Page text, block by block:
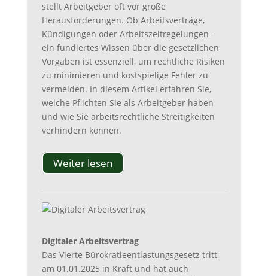
stellt Arbeitgeber oft vor große
Herausforderungen. Ob Arbeitsverträge,
Kündigungen oder Arbeitszeitregelungen –
ein fundiertes Wissen über die gesetzlichen
Vorgaben ist essenziell, um rechtliche Risiken
zu minimieren und kostspielige Fehler zu
vermeiden. In diesem Artikel erfahren Sie,
welche Pflichten Sie als Arbeitgeber haben
und wie Sie arbeitsrechtliche Streitigkeiten
verhindern können.
Weiter lesen
Digitaler Arbeitsvertrag
Das Vierte Bürokratieentlastungsgesetz tritt
am 01.01.2025 in Kraft und hat auch